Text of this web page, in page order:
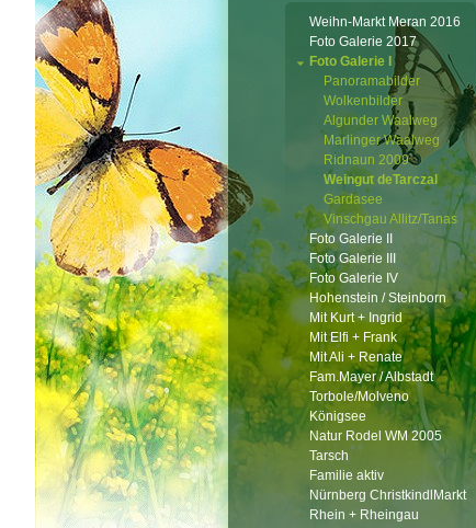
Weihn-Markt Meran 2016
Foto Galerie 2017
Foto Galerie I
Panoramabilder
Wolkenbilder
Algunder Waalweg
Marlinger Waalweg
Ridnaun 2009
Weingut deTarczal
Gardasee
Vinschgau Allitz/Tanas
Foto Galerie II
Foto Galerie III
Foto Galerie IV
Hohenstein / Steinborn
Mit Kurt + Ingrid
Mit Elfi + Frank
Mit Ali + Renate
Fam.Mayer / Albstadt
Torbole/Molveno
Königsee
Natur Rodel WM 2005
Tarsch
Familie aktiv
Nürnberg ChristkindlMarkt
Rhein + Rheingau